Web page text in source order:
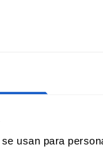
usan para
selección de
confirmación del